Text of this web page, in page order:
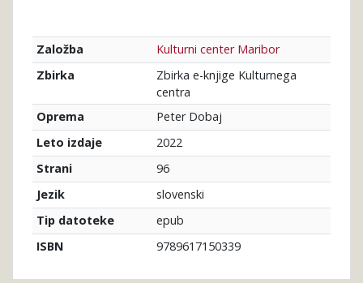
Založba
Kulturni center Maribor
Zbirka
Zbirka e-knjige Kulturnega
centra
Oprema
Peter Dobaj
Leto izdaje
2022
Strani
96
Jezik
slovenski
Tip datoteke
epub
ISBN
9789617150339